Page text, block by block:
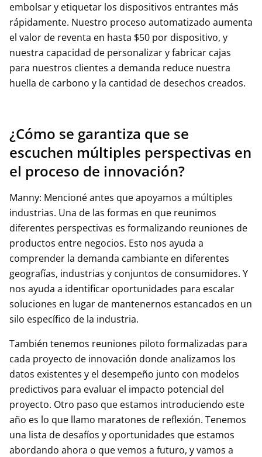
embolsar y etiquetar los dispositivos entrantes más
rápidamente. Nuestro proceso automatizado aumenta
el valor de reventa en hasta $50 por dispositivo, y
nuestra capacidad de personalizar y fabricar cajas
para nuestros clientes a demanda reduce nuestra
huella de carbono y la cantidad de desechos creados.
¿Cómo se garantiza que se
escuchen múltiples perspectivas en
el proceso de innovación?
Manny: Mencioné antes que apoyamos a múltiples
industrias. Una de las formas en que reunimos
diferentes perspectivas es formalizando reuniones de
productos entre negocios. Esto nos ayuda a
comprender la demanda cambiante en diferentes
geografías, industrias y conjuntos de consumidores. Y
nos ayuda a identificar oportunidades para escalar
soluciones en lugar de mantenernos estancados en un
silo específico de la industria.
También tenemos reuniones piloto formalizadas para
cada proyecto de innovación donde analizamos los
datos existentes y el desempeño junto con modelos
predictivos para evaluar el impacto potencial del
proyecto. Otro paso que estamos introduciendo este
año es lo que llamo maratones de reflexión. Tenemos
una lista de desafíos y oportunidades que estamos
abordando ahora o que vemos a futuro, y vamos a